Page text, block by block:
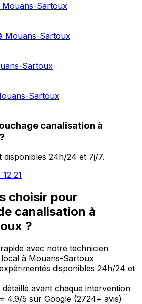
Mouans-Sartoux
Mouans-Sartoux
Sartoux
Sartoux
canalisation à
disponibles 24h/24 et 7j/7.
21
choisir pour
canalisation à
?
avec notre technicien
local à Mouans-Sartoux
disponibles 24h/24 et
détaillé avant chaque intervention
4.9/5 sur Google (2724+ avis)